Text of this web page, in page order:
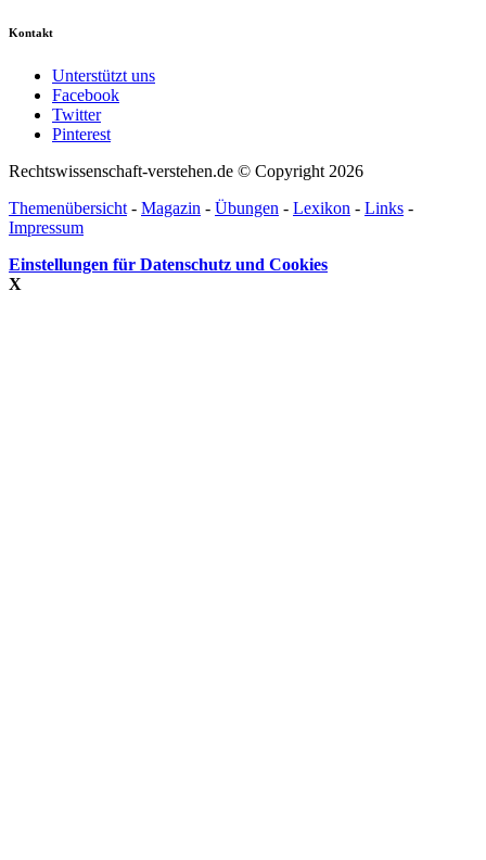
Kontakt
Unterstützt uns
Facebook
Twitter
Pinterest
Rechtswissenschaft-verstehen.de © Copyright 2026
Themenübersicht - Magazin - Übungen - Lexikon - Links -
Impressum
Einstellungen für Datenschutz und Cookies
X